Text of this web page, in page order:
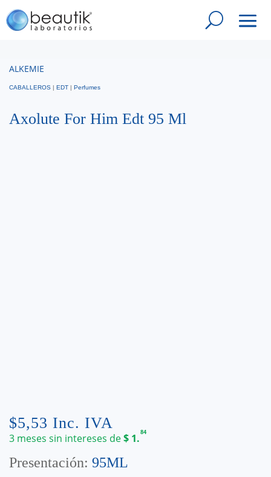
ALKEMIE
CABALLEROS | EDT | Perfumes
Axolute For Him Edt 95 Ml
$5,53 Inc. IVA
3 meses sin intereses de$ 1.84
Presentación: 95ML